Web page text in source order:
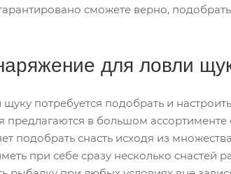
гарантировано сможете верно,
для ловли
потребуется подобрать и
предлагаются в большом
подобрать снасть исходя из
при себе сразу несколько снастей